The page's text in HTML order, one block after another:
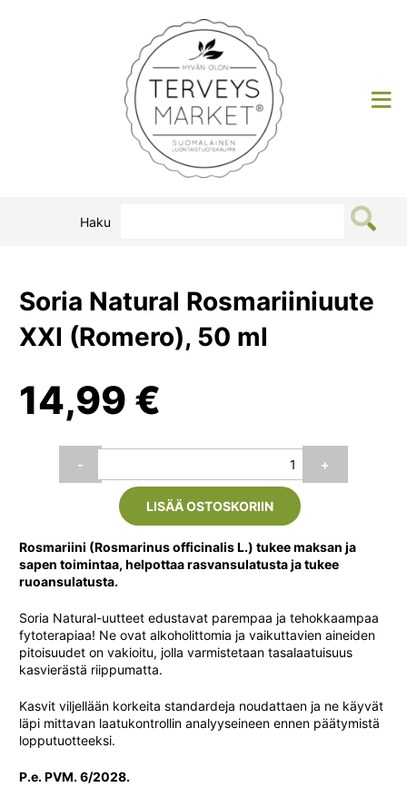
Terveysmarket
Haku
Soria Natural Rosmariiniuute
XXI (Romero), 50 ml
14,99 €
-
Rosmariiniuute
(Romero),
50
ml
määrä
+
LISÄÄ OSTOSKORIIN
Rosmariini (Rosmarinus officinalis L.) tukee maksan ja
sapen toimintaa, helpottaa rasvansulatusta ja tukee
ruoansulatusta.
Soria Natural-uutteet edustavat parempaa ja tehokkaampaa
fytoterapiaa! Ne ovat alkoholittomia ja vaikuttavien aineiden
pitoisuudet on vakioitu, jolla varmistetaan tasalaatuisuus
kasvierästä riippumatta.
Kasvit viljellään korkeita standardeja noudattaen ja ne käyvät
läpi mittavan laatukontrollin analyyseineen ennen päätymistä
lopputuotteeksi.
P.e. PVM. 6/2028.